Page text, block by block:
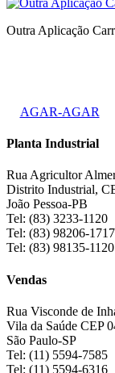
Outra Aplicação
AGAR-AGAR
Planta Industrial
Rua Agricultor
Distrito Industrial,
João Pessoa-PB
Tel: (83) 3233-1120
Tel: (83) 98206-1717
Tel: (83) 98135-
Vendas
Rua Visconde de
Vila da Saúde CEP
São Paulo-SP
Tel: (11) 5594-7585
Tel: (11) 5594-6316